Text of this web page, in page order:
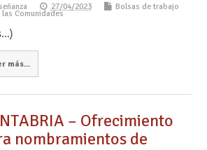
27/04/2023 Bolsas de trabajo
Comunidades
más...
– Ofrecimiento
nombramientos de